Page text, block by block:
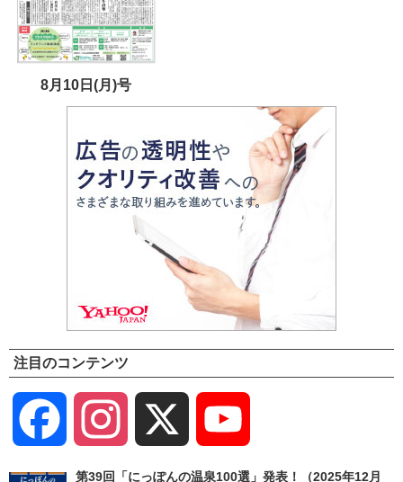
8月10日(月)号
注目のコンテンツ
Facebook Instagram
Channel
第39回「にっぽんの温泉100選」発表！（2025年12月